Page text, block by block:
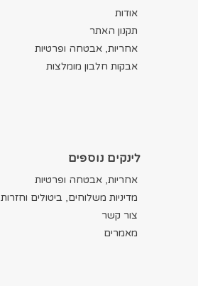
אודות
תקנון האתר
אחריות, אבטחה ופרטיות
אבקות חלבון מומלצות
לינקים נוספים
אחריות, אבטחה ופרטיות
מדיניות משלוחים, ביטולים וחזרות
צור קשר
מאמרים